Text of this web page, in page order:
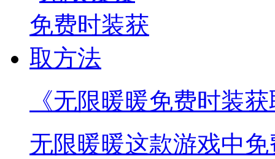
《无限暖暖免费时装
无限暖暖这款游戏中